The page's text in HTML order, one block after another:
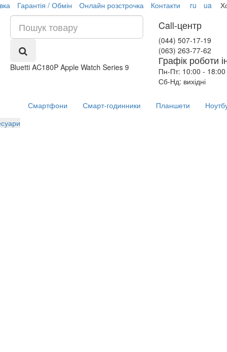
Гарантія / Обмін Онлайн розстрочка Контакти ru ua
Bluetti AC180P Apple Watch Series 9
Call-центр
(044) 507-17-19
(063) 263-77-62
Графік роботи
Пн-Пт: 10:00 - 18:00
Сб-Нд: вихідні
Смартфони Смарт-годинники Планшети